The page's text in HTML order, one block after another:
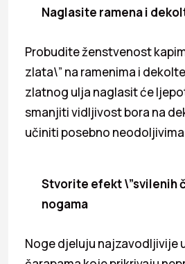
Naglasite ramena i
Probudite ženstvenost
zlata\” na ramenima i
zlatnog ulja naglasit će
smanjiti vidljivost bora na
učiniti posebno
Stvorite efekt \”svilenih
nogama
Noge djeluju najzavodljivije